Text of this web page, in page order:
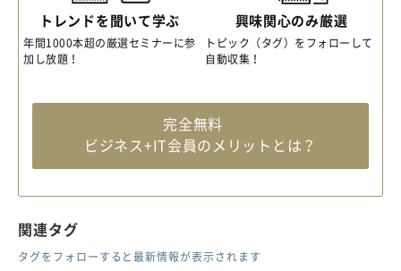
トレンドを聞いて学ぶ
年間1000本超の厳選セミナーに参
加し放題！
興味関心のみ厳選
トピック（タグ）をフォローして
自動収集！
完全無料
ビジネス+IT会員のメリットとは？
関連タグ
タグをフォローすると最新情報が表示されます